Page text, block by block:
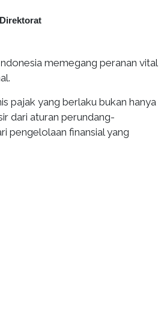
memegang peranan vital
pajak yang berlaku bukan hanya
dari aturan perundang-
pengelolaan finansial yang